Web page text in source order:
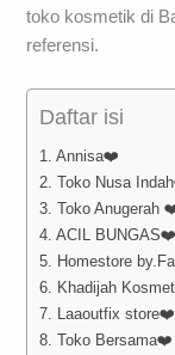
toko kosmetik di
referensi.
Daftar isi
1. Annisa❤️
2. Toko Nusa
3. Toko Anugerah
4. ACIL BUNGAS❤️
5. Homestore
6. Khadijah
7. Laaoutfix store❤️
8. Toko Bersama❤️